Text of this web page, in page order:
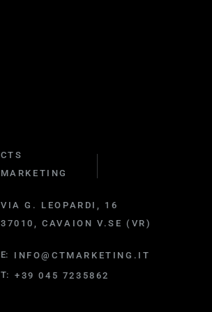
CTS
MARKETING
VIA G. LEOPARDI, 16
37010, CAVAION V.SE (VR)
E:
INFO@CTMARKETING.IT
T: +39 045 7235862